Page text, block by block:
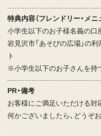
特典内容（フレンドリー・メニ
小学生以下のお子様名義の口
岩見沢市「あそびの広場」の
ト
※小学生以下のお子さんを持
PR・備考
お客様にご満足いただける対
何かございましたら、どうぞ